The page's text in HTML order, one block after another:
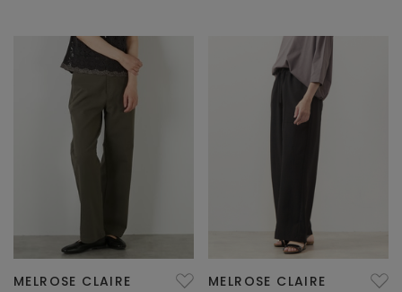
MELROSE CLAIRE MELROSE CLAIRE